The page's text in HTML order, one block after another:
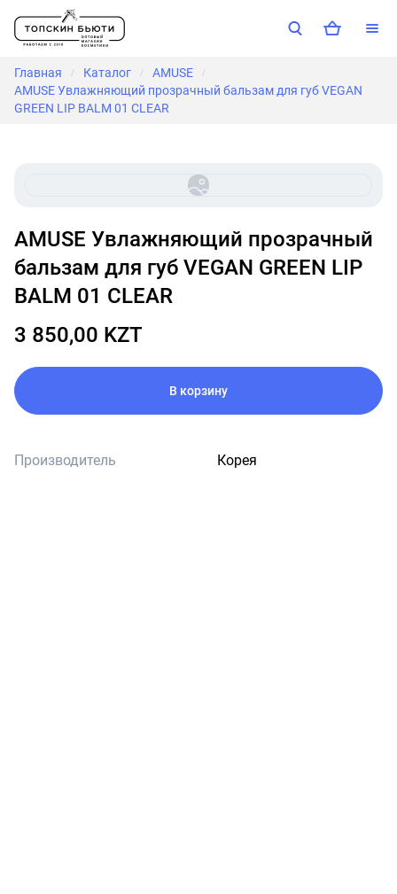
Главная / Каталог / AMUSE /
AMUSE Увлажняющий прозрачный бальзам для губ VEGAN
GREEN LIP BALM 01 CLEAR
AMUSE Увлажняющий прозрачный
бальзам для губ VEGAN GREEN LIP
BALM 01 CLEAR
3 850,00 KZT
В корзину
Производитель Корея